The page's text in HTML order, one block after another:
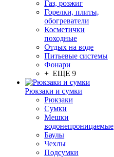
Газ, розжиг
Горелки, плиты,
обогреватели
Косметички
походные
Отдых на воде
Питьевые системы
Фонари
+ ЕЩЕ 9
Рюкзаки и сумки
Рюкзаки
Сумки
Мешки
водонепроницаемые
Баулы
Чехлы
Подсумки